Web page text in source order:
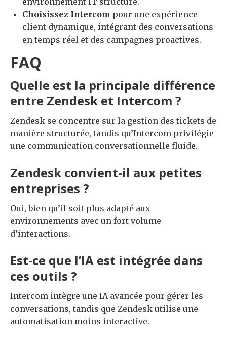
Choisissez Intercom pour une expérience
client dynamique, intégrant des conversations
en temps réel et des campagnes proactives.
FAQ
Quelle est la principale différence
entre Zendesk et Intercom ?
Zendesk se concentre sur la gestion des tickets de
manière structurée, tandis qu’Intercom privilégie
une communication conversationnelle fluide.
Zendesk convient-il aux petites
entreprises ?
Oui, bien qu’il soit plus adapté aux
environnements avec un fort volume
d’interactions.
Est-ce que l’IA est intégrée dans
ces outils ?
Intercom intègre une IA avancée pour gérer les
conversations, tandis que Zendesk utilise une
automatisation moins interactive.